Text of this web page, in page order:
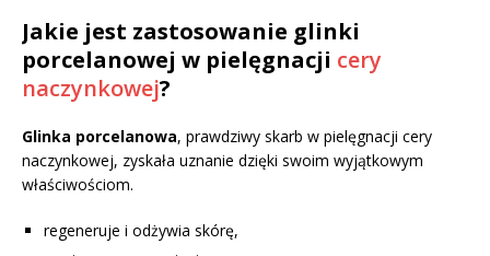
Jakie jest zastosowanie glinki
porcelanowej w pielęgnacji cery
naczynkowej?
Glinka porcelanowa, prawdziwy skarb w pielęgnacji cery
naczynkowej, zyskała uznanie dzięki swoim wyjątkowym
właściwościom.
regeneruje i odżywia skórę,